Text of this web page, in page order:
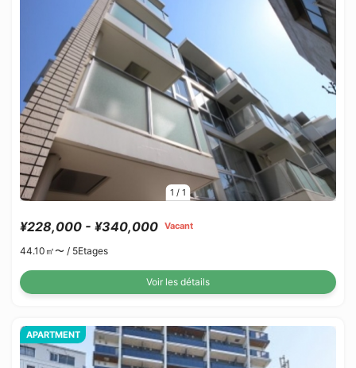
1 / 1
¥228,000 - ¥340,000 Vacant
44.10㎡〜 / 5Etages
Voir les détails
APARTMENT